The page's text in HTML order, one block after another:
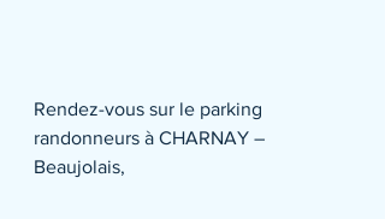
Rendez-vous sur le parking
randonneurs à CHARNAY –
Beaujolais,